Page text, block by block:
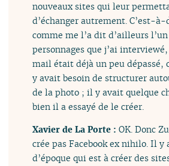
nouveaux sites qui leur
d’échanger autrement. C’est-
comme me l’a dit d’ailleurs
personnages que j’ai
mail était déjà un peu dépassé,
y avait besoin de structurer
de la photo ; il y avait quelque
bien il a essayé de le créer.
Xavier de La Porte :OK. Donc
crée pas Facebook ex nihilo. Il y
d’époque qui est à créer des